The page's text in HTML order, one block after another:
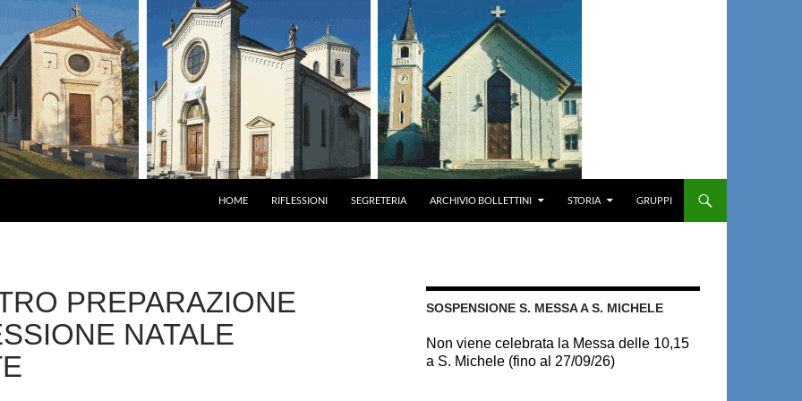
HOME RIFLESSIONI SEGRETERIA ARCHIVIO BOLLETTINI STORIA GRUPPI
PREPARAZIONE
NATALE
SOSPENSIONE S. MESSA A S. MICHELE
Non viene celebrata la Messa delle 10,15
a S. Michele (fino al 27/09/26)